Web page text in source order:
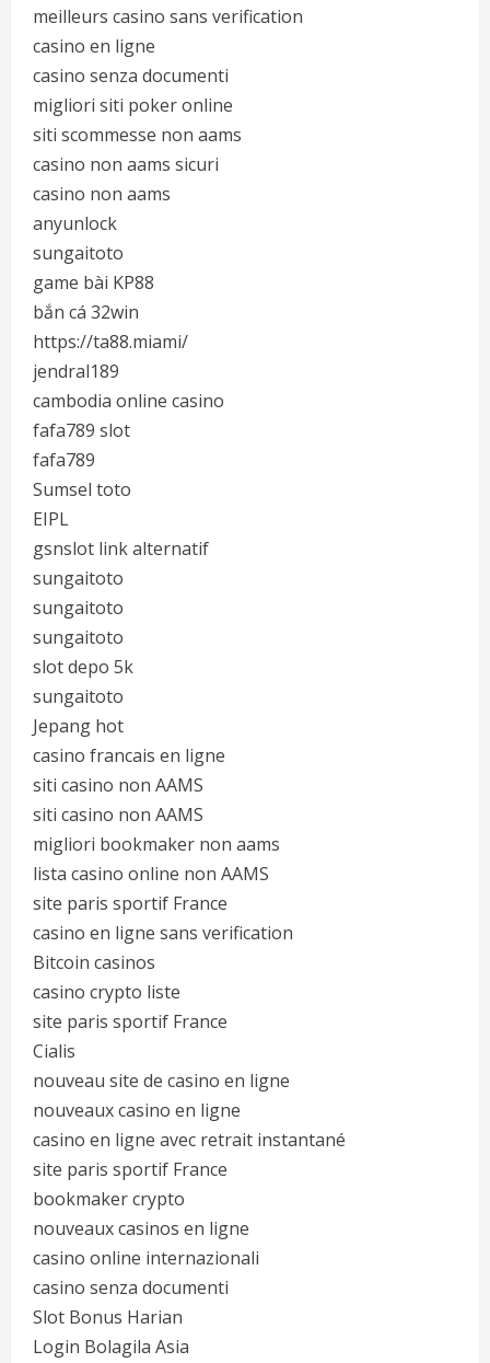
meilleurs casino sans verification
casino en ligne
casino senza documenti
migliori siti poker online
siti scommesse non aams
casino non aams sicuri
casino non aams
anyunlock
sungaitoto
game bài KP88
bắn cá 32win
https://ta88.miami/
jendral189
cambodia online casino
fafa789 slot
fafa789
Sumsel toto
EIPL
gsnslot link alternatif
sungaitoto
sungaitoto
sungaitoto
slot depo 5k
sungaitoto
Jepang hot
casino francais en ligne
siti casino non AAMS
siti casino non AAMS
migliori bookmaker non aams
lista casino online non AAMS
site paris sportif France
casino en ligne sans verification
Bitcoin casinos
casino crypto liste
site paris sportif France
Cialis
nouveau site de casino en ligne
nouveaux casino en ligne
casino en ligne avec retrait instantané
site paris sportif France
bookmaker crypto
nouveaux casinos en ligne
casino online internazionali
casino senza documenti
Slot Bonus Harian
Login Bolagila Asia